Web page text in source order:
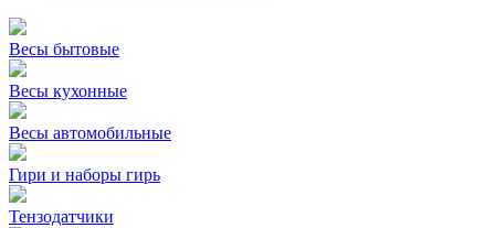
Весы бытовые
Весы кухонные
Весы автомобильные
Гири и наборы гирь
Тензодатчики